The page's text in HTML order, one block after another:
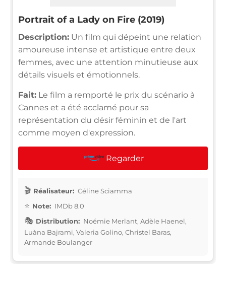
Portrait of a Lady on Fire (2019)
Description: Un film qui dépeint une relation
amoureuse intense et artistique entre deux
femmes, avec une attention minutieuse aux
détails visuels et émotionnels.
Fait: Le film a remporté le prix du scénario à
Cannes et a été acclamé pour sa
représentation du désir féminin et de l'art
comme moyen d'expression.
Regarder
Réalisateur: Céline Sciamma
Note: IMDb 8.0
Distribution: Noémie Merlant, Adèle Haenel,
Luàna Bajrami, Valeria Golino, Christel Baras,
Armande Boulanger